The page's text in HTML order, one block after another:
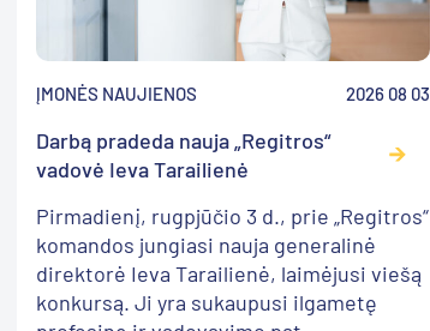
ĮMONĖS NAUJIENOS 2026 08 03
Darbą pradeda nauja „Regitros“
vadovė Ieva Tarailienė
Pirmadienį, rugpjūčio 3 d., prie „Regitros“
komandos jungiasi nauja generalinė
direktorė Ieva Tarailienė, laimėjusi viešą
konkursą. Ji yra sukaupusi ilgametę